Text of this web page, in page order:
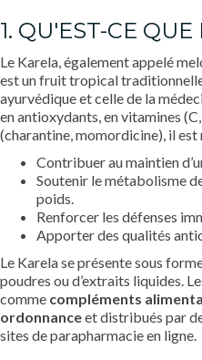
1. QU'EST-CE
Le Karela, également appelé
est un fruit tropical
ayurvédique et celle de la
en antioxydants, en vitamines
(charantine, momordicine), il est
Contribuer au maintien
Soutenir le métabolisme
poids.
Renforcer les défenses
Apporter des qualités
Le Karela se présente sous
poudres ou d’extraits liquides.
comme compléments
ordonnanceet distribués par
sites de parapharmacie en ligne.